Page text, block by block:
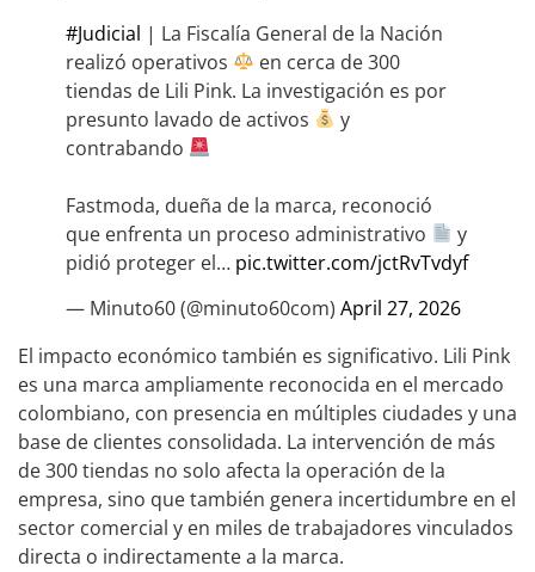
#Judicial | La Fiscalía General de la Nación
realizó operativos
en cerca de 300
tiendas de Lili Pink. La investigación es por
presunto lavado de activos
y
contrabando
Fastmoda, dueña de la marca, reconoció
que enfrenta un proceso administrativo
y
pidió proteger el… pic.twitter.com/jctRvTvdyf
— Minuto60 (@minuto60com) April 27, 2026
El impacto económico también es significativo. Lili Pink
es una marca ampliamente reconocida en el mercado
colombiano, con presencia en múltiples ciudades y una
base de clientes consolidada. La intervención de más
de 300 tiendas no solo afecta la operación de la
empresa, sino que también genera incertidumbre en el
sector comercial y en miles de trabajadores vinculados
directa o indirectamente a la marca.